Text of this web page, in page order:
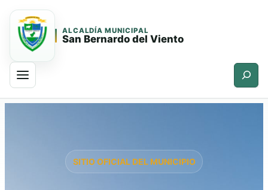
ALCALDÍA MUNICIPAL
San Bernardo del Viento
Buscar
SITIO OFICIAL DEL MUNICIPIO